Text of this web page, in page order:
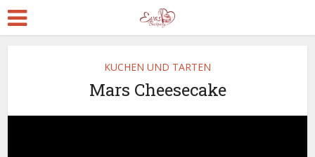
KUCHEN UND TARTEN
Mars Cheesecake